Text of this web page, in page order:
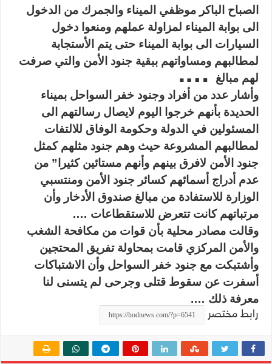
الصباح الباكر موظفي الميناء والجمرك من الدخول
الى بوابة الميناء لمزاولة عملهم ومنعوا دخول
السيارات الى بوابة الميناء حتى يتم الأستجابة
لمطالبهم ومساواتهم ببقية جنود الأمن والتي صرفت
لهم مبالغ….
وأشار عدد من أفراد وجنود خفر السواحل بميناء
الحديدة بأنهم خرجوا اليوم لايصال رسالتهم الى
المسئولين في الدولة وحكومة الوفاق للالتفات
لمطالبهم المشروعة حيث وهم جنود مثلهم كمثل
جنود الأمن لافرق بينهم وأنهم مستائين كثيرا” من
عدم أدراج أسمائهم كسائر جنود الأمن ومنتسبي
الوزارة للاستفادة من مبالغ صندوق الأدخار وأن
مرتباتهم كانت تتعرض للاستقطاعات ….
وقالت مصادر محلية بأن قوات من مكافحة الشغب
والأمن المركزي قامت بمحاولة تفريق المحتجين
وأشتبكت مع جنود خفر السواحل وأن الاشتباكات
أسفرت عن سقوط قتلى وجرحى لم يتسنى لنا
معرفة ذلك ….
رابط مختصر